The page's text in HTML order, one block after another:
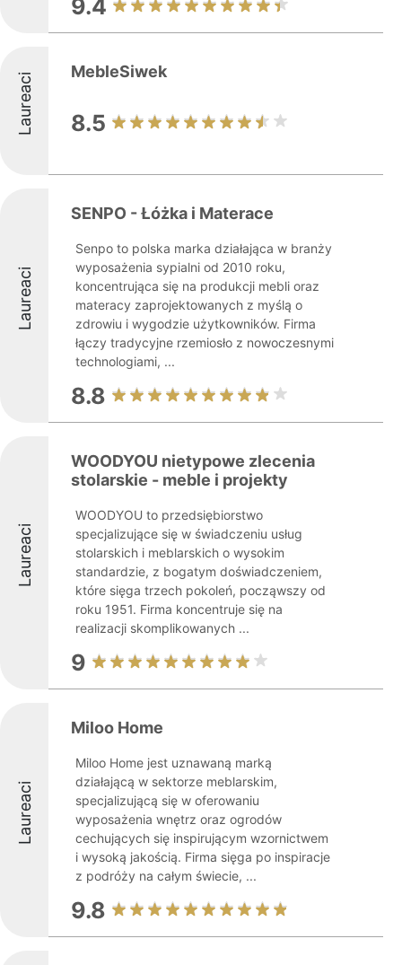
9.4
Laureaci MebleSiwek
8.5
Laureaci
SENPO - Łóżka i Materace
Senpo to polska marka działająca w branży
wyposażenia sypialni od 2010 roku,
koncentrująca się na produkcji mebli oraz
materacy zaprojektowanych z myślą o
zdrowiu i wygodzie użytkowników. Firma
łączy tradycyjne rzemiosło z nowoczesnymi
technologiami, ...
8.8
Laureaci
WOODYOU nietypowe zlecenia
stolarskie - meble i projekty
WOODYOU to przedsiębiorstwo
specjalizujące się w świadczeniu usług
stolarskich i meblarskich o wysokim
standardzie, z bogatym doświadczeniem,
które sięga trzech pokoleń, począwszy od
roku 1951. Firma koncentruje się na
realizacji skomplikowanych ...
9
Laureaci
Miloo Home
Miloo Home jest uznawaną marką
działającą w sektorze meblarskim,
specjalizującą się w oferowaniu
wyposażenia wnętrz oraz ogrodów
cechujących się inspirującym wzornictwem
i wysoką jakością. Firma sięga po inspiracje
z podróży na całym świecie, ...
9.8